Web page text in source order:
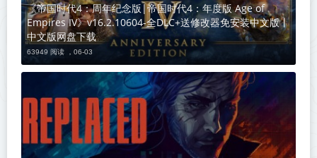
《帝国时代4：周年纪念版|帝国时代4：年度版 Age of
Empires IV》v16.2.10604-全DLC+送修改器免安装中文版丨
中文版网盘下载
63949 阅读 ， 06-03